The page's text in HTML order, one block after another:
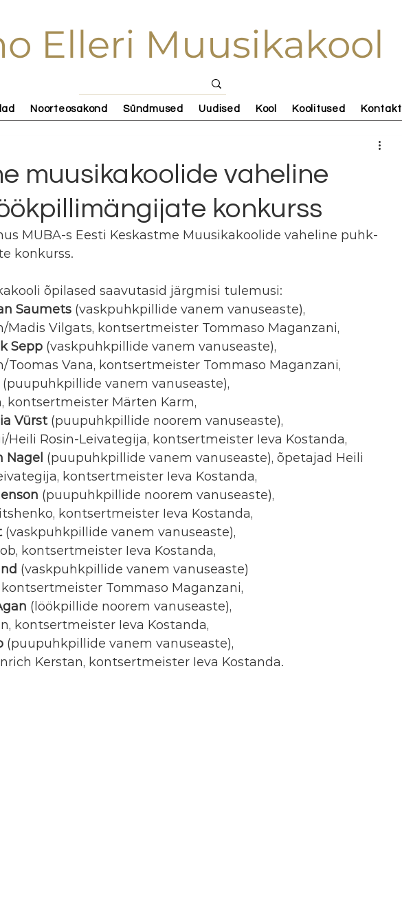
Elleri Muusikakool
Noorteosakond Sündmused Uudised Kool Koolitused Kontakt
muusikakoolide vaheline
konkurss
MUBA-s Eesti Keskastme Muusikakoolide vaheline puhk-
konkurss.
õpilased saavutasid järgmisi tulemusi:
Saumets (vaskpuhkpillide vanem vanuseaste),
Madis Vilgats, kontsertmeister Tommaso Maganzani,
Sepp (vaskpuhkpillide vanem vanuseaste),
Toomas Vana, kontsertmeister Tommaso Maganzani,
(puupuhkpillide vanem vanuseaste),
kontsertmeister Märten Karm,
Vürst (puupuhkpillide noorem vanuseaste),
Heili Rosin-Leivategija, kontsertmeister Ieva Kostanda,
Nagel (puupuhkpillide vanem vanuseaste), õpetajad Heili
kontsertmeister Ieva Kostanda,
(puupuhkpillide noorem vanuseaste),
kontsertmeister Ieva Kostanda,
(vaskpuhkpillide vanem vanuseaste),
kontsertmeister Ieva Kostanda,
(vaskpuhkpillide vanem vanuseaste)
Tommaso Maganzani,
(löökpillide noorem vanuseaste),
kontsertmeister Ieva Kostanda,
(puupuhkpillide vanem vanuseaste),
Kerstan, kontsertmeister Ieva Kostanda.